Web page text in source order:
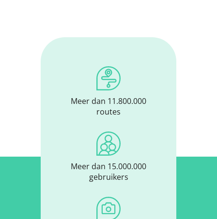
Meer dan 11.800.000
routes
Meer dan 15.000.000
gebruikers